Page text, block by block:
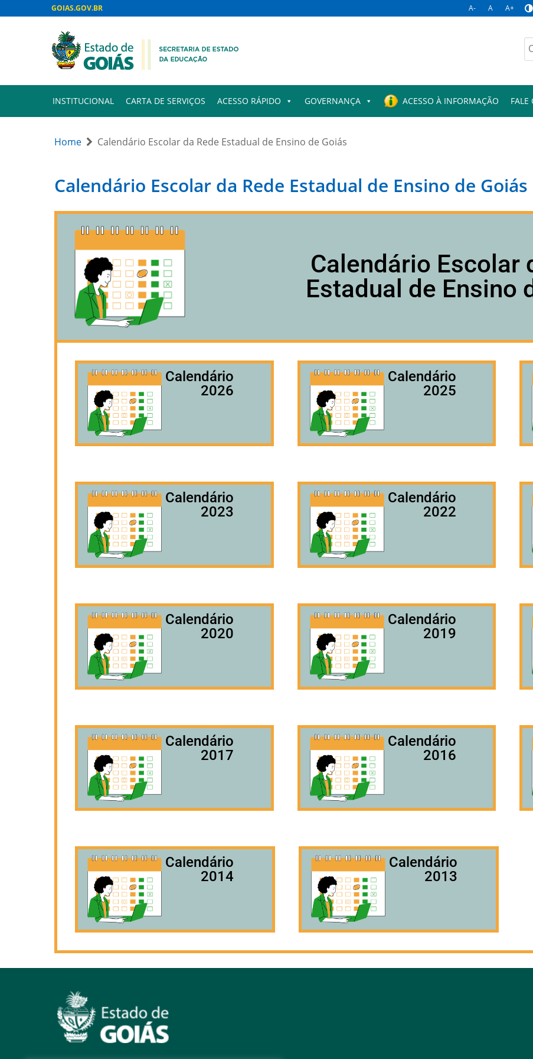
GOIAS.GOV.BR A- A A+
INSTITUCIONAL CARTA DE SERVIÇOS ACESSO RÁPIDO GOVERNANÇA ACESSO À INFORMAÇÃO FALE
Home Calendário Escolar da Rede Estadual de Ensino de Goiás
Calendário Escolar da Rede Estadual de Ensino de Goiás
Calendário Escolar
Estadual de Ensino
Calendário
2026
Calendário
2025
Calendário
2023
Calendário
2022
Calendário
2020
Calendário
2019
Calendário
2017
Calendário
2016
Calendário
2014
Calendário
2013